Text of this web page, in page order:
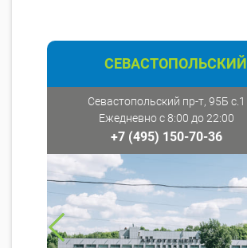
СЕВАСТОПОЛЬСКИЙ
Севастопольский пр-т, 95Б с.1
Ежедневно с 8:00 до 22:00
+7 (495) 150-70-36